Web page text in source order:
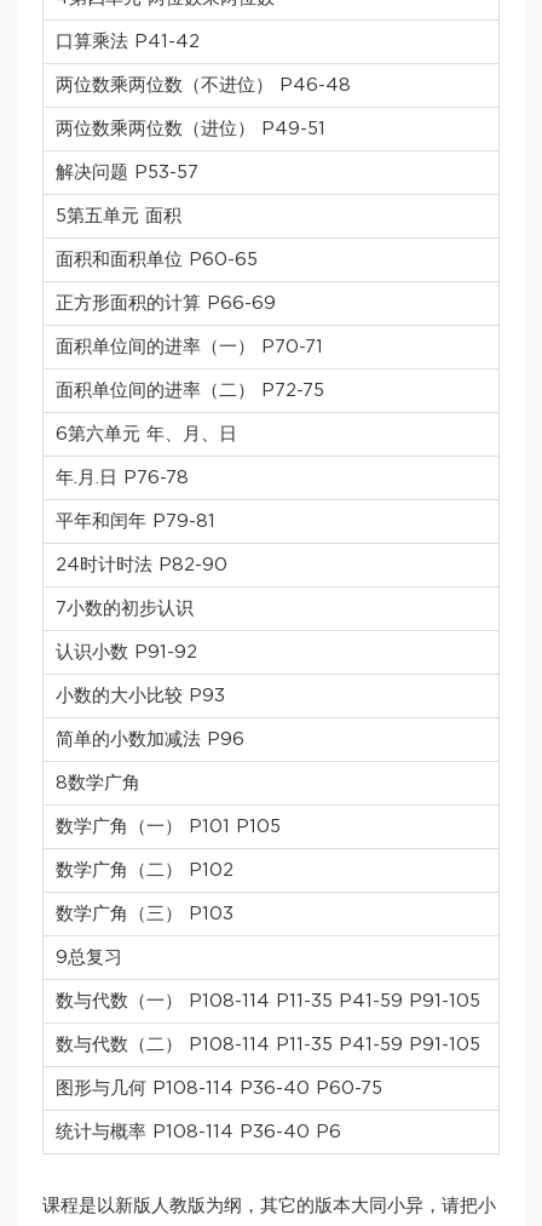
口算乘法 P41-42
两位数乘两位数（不进位） P46-48
两位数乘两位数（进位） P49-51
解决问题 P53-57
5第五单元 面积
面积和面积单位 P60-65
正方形面积的计算 P66-69
面积单位间的进率（一） P70-71
面积单位间的进率（二） P72-75
6第六单元 年、月、日
年.月.日 P76-78
平年和闰年 P79-81
24时计时法 P82-90
7小数的初步认识
认识小数 P91-92
小数的大小比较 P93
简单的小数加减法 P96
8数学广角
数学广角（一） P101 P105
数学广角（二） P102
数学广角（三） P103
9总复习
数与代数（一） P108-114 P11-35 P41-59 P91-105
数与代数（二） P108-114 P11-35 P41-59 P91-105
图形与几何 P108-114 P36-40 P60-75
统计与概率 P108-114 P36-40 P6
课程是以新版人教版为纲，其它的版本大同小异，请把小